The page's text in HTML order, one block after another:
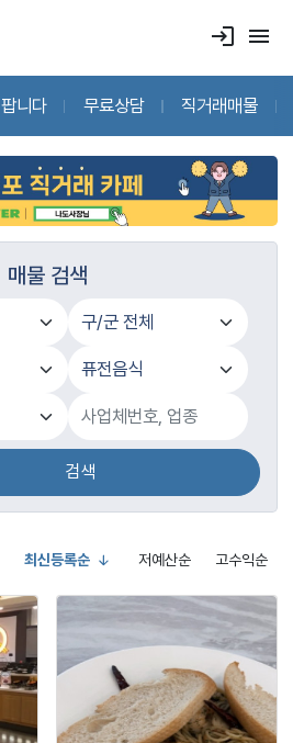
login menu
팝니다 무료상담 직거래매물
매물 검색
검색
최신등록순 저예산순 고수익순